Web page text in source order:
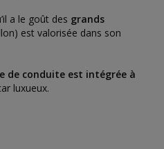
a le goût des grands
est valorisée dans son
de conduite est intégrée à
luxueux.